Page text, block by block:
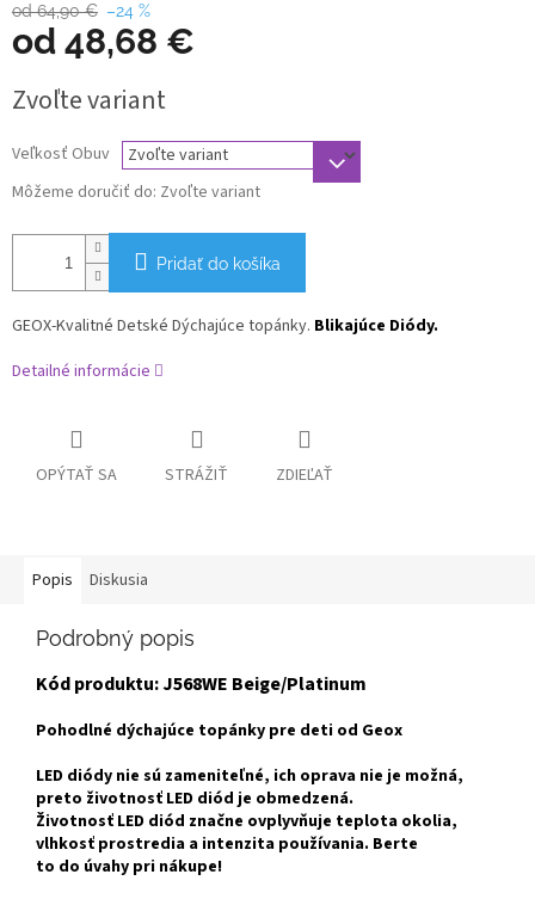
od 64,90 € –24 %
od 48,68 €
cena:
Zvoľte variant
Veľkosť Obuv
Môžeme doručiť do: Zvoľte variant
Pridať do košíka
GEOX-Kvalitné Detské Dýchajúce topánky. Blikajúce Diódy.
Detailné informácie
OPÝTAŤ SA STRÁŽIŤ ZDIEĽAŤ
Popis Diskusia
Podrobný popis
Kód produktu: J568WE Beige/Platinum
Pohodlné dýchajúce topánky pre deti od Geox
LED diódy nie sú zameniteľné, ich oprava nie je možná,
preto životnosť LED diód je obmedzená.
Životnosť LED diód značne ovplyvňuje teplota okolia,
vlhkosť prostredia a intenzita používania. Berte
to do úvahy pri nákupe!